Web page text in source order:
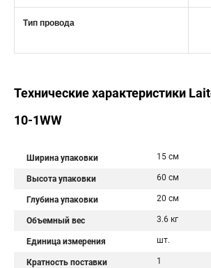
Тип провода
Технические характеристики
10-1WW
Ширина упаковки 15 см
Высота упаковки 60 см
Глубина упаковки 20 см
Объемный вес 3.6 кг
Единица измерения шт.
Кратность поставки 1